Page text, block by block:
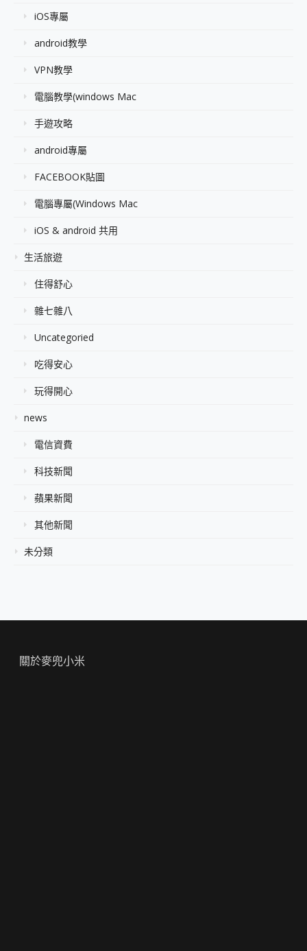
iOS專屬
android教學
VPN教學
電腦教學(windows Mac
手遊攻略
android專屬
FACEBOOK貼圖
電腦專屬(Windows Mac
iOS & android 共用
生活旅遊
住得舒心
雜七雜八
Uncategoried
吃得安心
玩得開心
news
電信資費
科技新聞
蘋果新聞
其他新聞
未分類
關於麥兜小米